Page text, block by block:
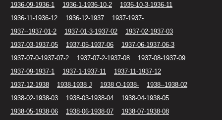
1936-09-1936-1
1936-1-1936-10-2
1936-10-3-1936-11
1936-11-1936-12
1936-12-1937
1937-1937-
1937--1937-01-2
1937-01-3-1937-02
1937-02-1937-03
1937-03-1937-05
1937-05-1937-06
1937-06-1937-06-3
1937-07-0-1937-07-2
1937-07-2-1937-08
1937-08-1937-09
1937-09-1937-1
1937-1-1937-11
1937-11-1937-12
1937-12-1938
1938-1938 J 1938 O-1938-
1938--1938-02
1938-02-1938-03
1938-03-1938-04
1938-04-1938-05
1938-05-1938-06
1938-06-1938-07
1938-07-1938-08